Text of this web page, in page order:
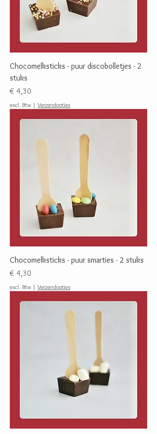
Chocomelksticks - puur discobolletjes - 2
stuks
Prijs
€ 4,30
excl. Btw | Verzendopties
Chocomelksticks - puur smarties - 2 stuks
Prijs
€ 4,30
excl. Btw | Verzendopties